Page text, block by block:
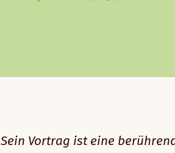
Sein Vortrag ist eine